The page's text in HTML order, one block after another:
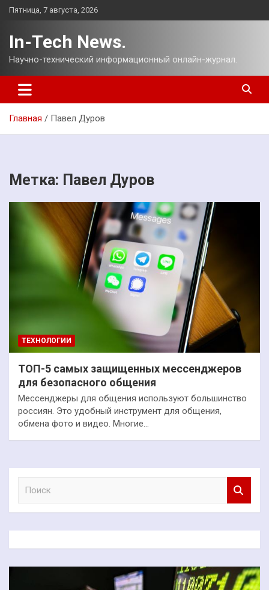
Перейти
Пятница, 7 августа, 2026
In-Tech News.
Научно-технический информационный онлайн-журнал.
Главная Павел Дуров
Метка: Павел Дуров
ТЕХНОЛОГИИ
ТОП-5 самых защищенных мессенджеров
для безопасного общения
Мессенджеры для общения используют большинство
россиян. Это удобный инструмент для общения,
обмена фото и видео. Многие…
к